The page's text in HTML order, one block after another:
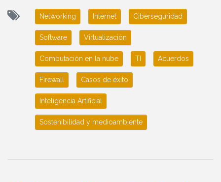
Networking Internet Ciberseguridad
Software Virtualización
Computación en la nube TI Acuerdos
Firewall Casos de éxito
Inteligencia Artificial
Sostenibilidad y medioambiente